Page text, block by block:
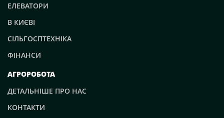
ЕЛЕВАТОРИ
В КИЄВІ
СІЛЬГОСПТЕХНІКА
ФІНАНСИ
АГРОРОБОТА
ДЕТАЛЬНІШЕ ПРО НАС
КОНТАКТИ